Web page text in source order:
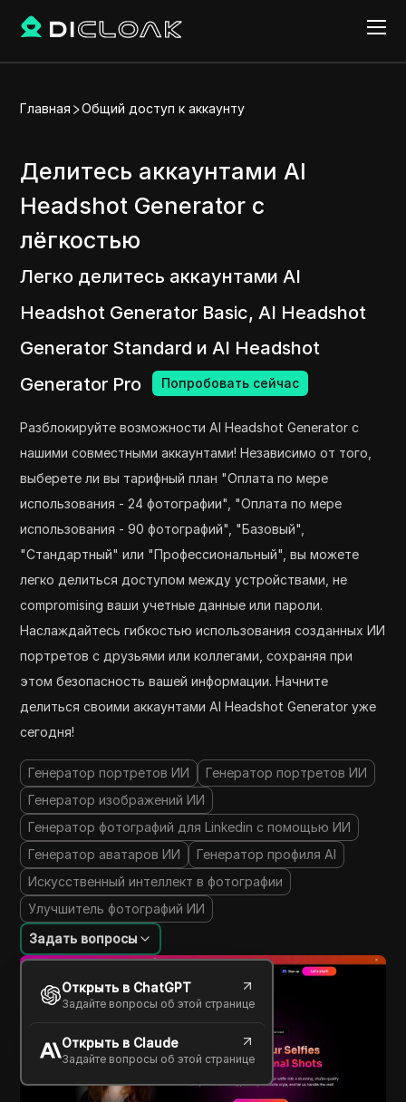
Главная Общий доступ к аккаунту
Делитесь аккаунтами AI
Headshot Generator с
лёгкостью
Легко делитесь аккаунтами AI
Headshot Generator Basic, AI Headshot
Generator Standard и AI Headshot
Generator Pro
Попробовать сейчас
Разблокируйте возможности AI Headshot Generator с
нашими совместными аккаунтами! Независимо от того,
выберете ли вы тарифный план "Оплата по мере
использования - 24 фотографии", "Оплата по мере
использования - 90 фотографий", "Базовый",
"Стандартный" или "Профессиональный", вы можете
легко делиться доступом между устройствами, не
compromising ваши учетные данные или пароли.
Наслаждайтесь гибкостью использования созданных ИИ
портретов с друзьями или коллегами, сохраняя при
этом безопасность вашей информации. Начните
делиться своими аккаунтами AI Headshot Generator уже
сегодня!
Генератор портретов ИИ
Генератор портретов ИИ
Генератор изображений ИИ
Генератор фотографий для Linkedin с помощью ИИ
Генератор аватаров ИИ
Генератор профиля AI
Искусственный интеллект в фотографии
Улучшитель фотографий ИИ
Задать вопросы
Открыть в ChatGPT
Задайте вопросы об этой странице
Открыть в Claude
Задайте вопросы об этой странице